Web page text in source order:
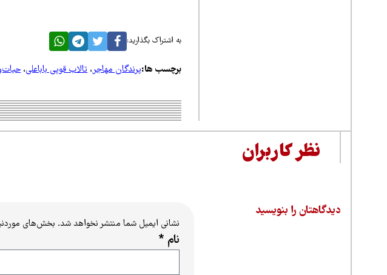
به اشتراک بگذارید:
برچسب ها:پرندگان مهاجر،تالاب قوپی باباعلی،
نظر کاربران
دیدگاهتان را بنویسید
نشانی ایمیل شما منتشر نخواهد شد. بخش‌های
نام *